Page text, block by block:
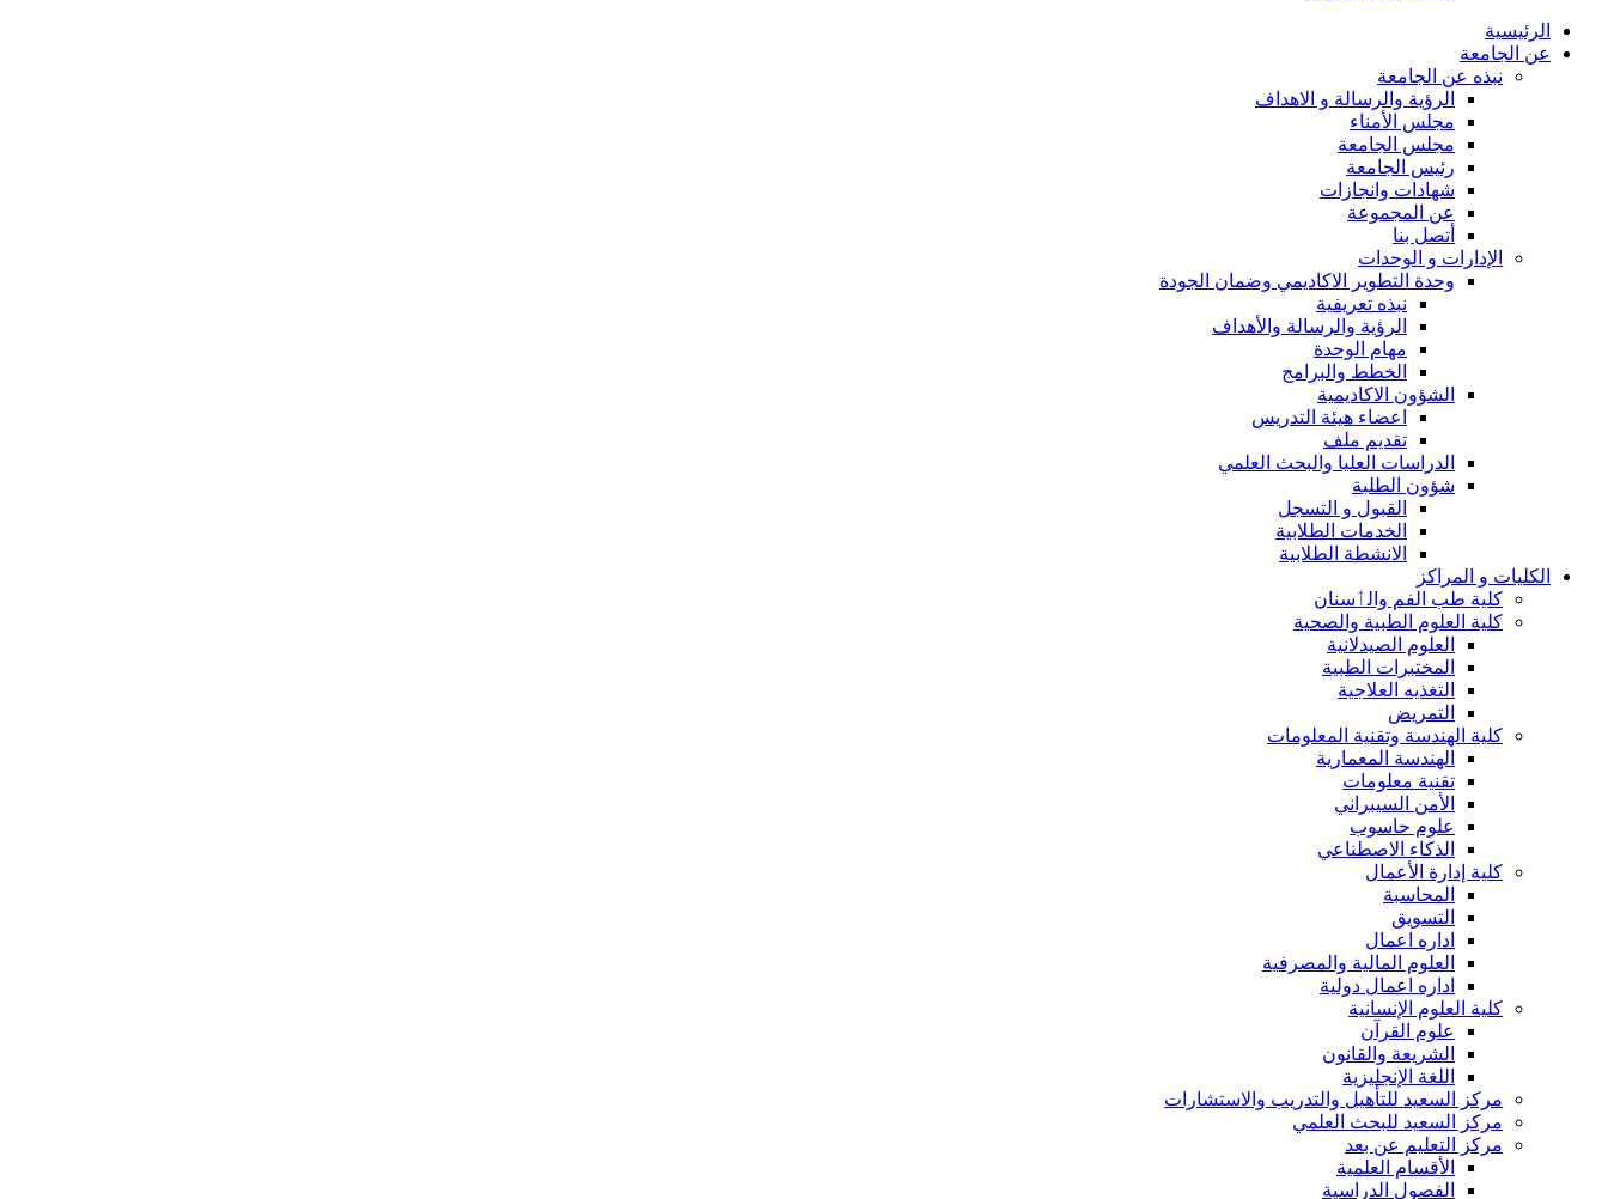
الرئيسية
عن الجامعة
نبذه عن الجامعة
الرؤية والرسالة و الاهداف
مجلس الأمناء
مجلس الجامعة
رئيس الجامعة
شهادات وانجازات
عن المجموعة
أتصل بنا
الإدارات و الوحدات
وحدة التطوير الاكاديمي وضمان الجودة
نبذه تعريفية
الرؤية والرسالة والأهداف
مهام الوحدة
الخطط والبرامج
الشؤون الاكاديمية
اعضاء هيئة التدريس
تقديم ملف
الدراسات العليا والبحث العلمي
شؤون الطلبة
القبول و التسجل
الخدمات الطلابية
الانشطة الطلابية
الكليات و المراكز
كلية طب الفم والٲسنان
كلية العلوم الطبية والصحية
العلوم الصيدلانية
المختبرات الطبية
التغذيه العلاجية
التمريض
كلية الهندسة وتقنية المعلومات
الهندسة المعمارية
تقنية معلومات
الأمن السيبراني
علوم حاسوب
الذكاء الاصطناعي
كلية إدارة الأعمال
المحاسبة
التسويق
اداره اعمال
العلوم المالية والمصرفية
اداره اعمال دولية
كلية العلوم الإنسانية
علوم القرآن
الشريعة والقانون
اللغة الإنجليزية
مركز السعيد للتأهيل والتدريب والاستشارات
مركز السعيد للبحث العلمي
مركز التعليم عن بعد
الأقسام العلمية
الفصول الدراسية